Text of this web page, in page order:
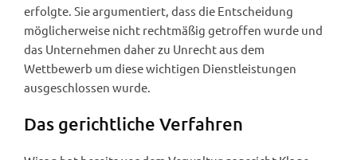
erfolgte. Sie argumentiert, dass die Entscheidung
möglicherweise nicht rechtmäßig getroffen wurde und
das Unternehmen daher zu Unrecht aus dem
Wettbewerb um diese wichtigen Dienstleistungen
ausgeschlossen wurde.
Das gerichtliche Verfahren